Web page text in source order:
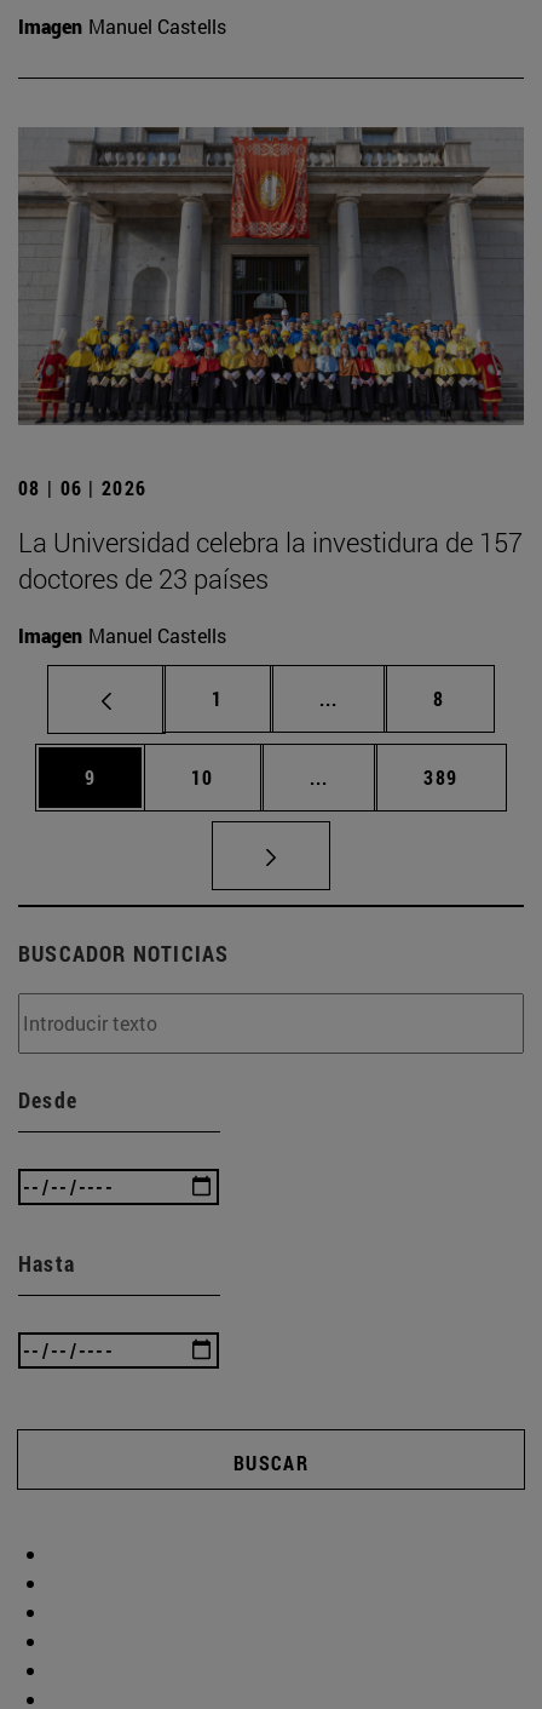
Imagen Manuel Castells
08 | 06 | 2026
La Universidad celebra la investidura de 157
doctores de 23 países
Imagen Manuel Castells
Página
1 ... Páginas intermedias
Página
8
Página
9 Página
10 ... Páginas intermedias
Página
389
BUSCADOR NOTICIAS
Desde
Hasta
BUSCAR